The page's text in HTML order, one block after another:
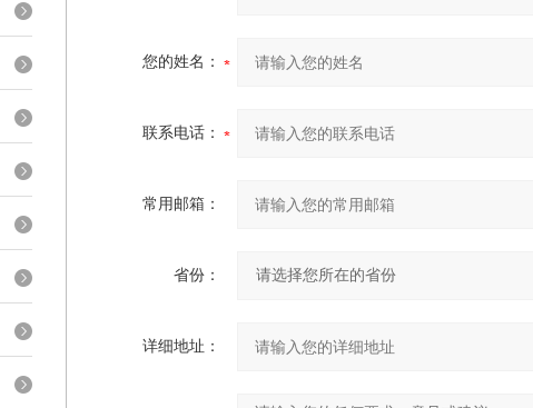
您的姓名：
联系电话：
常用邮箱：
省份：
详细地址：